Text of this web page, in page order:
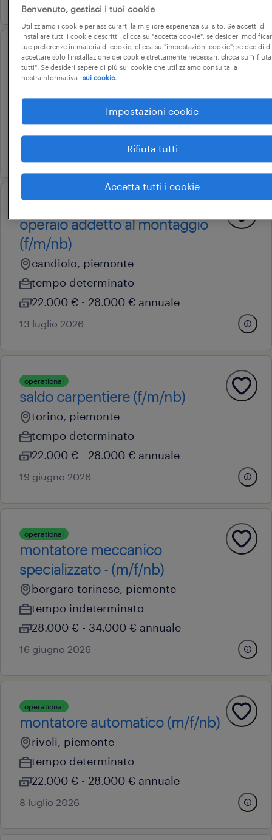
operational
corso di formazione - montatori
torino, piemonte
operaio addetto al montaggio
(f/m/nb)
candiolo, piemonte
tempo determinato
22.000 € - 28.000 € annuale
13 luglio 2026
operational
saldo carpentiere (f/m/nb)
torino, piemonte
tempo determinato
22.000 € - 28.000 € annuale
19 giugno 2026
operational
montatore meccanico
specializzato - (m/f/nb)
borgaro torinese, piemonte
tempo indeterminato
28.000 € - 34.000 € annuale
16 giugno 2026
operational
montatore automatico (m/f/nb)
rivoli, piemonte
tempo determinato
22.000 € - 28.000 € annuale
8 luglio 2026
Benvenuto, gestisci i tuoi cookie
Utilizziamo i cookie per assicurarti la migliore esperienza sul sito. Se accetti di
installare tutti i cookie descritti, clicca su "accetta cookie"; se desideri
tue preferenze in materia di cookie, clicca su "impostazioni cookie"; se decidi di
accettare solo l'installazione dei cookie strettamente necessari, clicca su "rifiuta
tutti". Se desideri sapere di più sui cookie che utilizziamo consulta la
nostraInformativa
sui cookie.
Impostazioni cookie
Rifiuta tutti
Accetta tutti i cookie